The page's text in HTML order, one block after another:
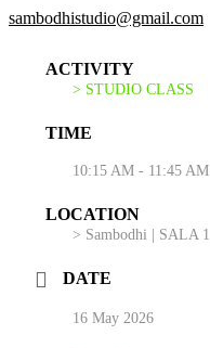
sambodhistudio@gmail.com
ACTIVITY
> STUDIO CLASS
TIME
10:15 AM - 11:45 AM
LOCATION
> Sambodhi | SALA 1
DATE
16 May 2026